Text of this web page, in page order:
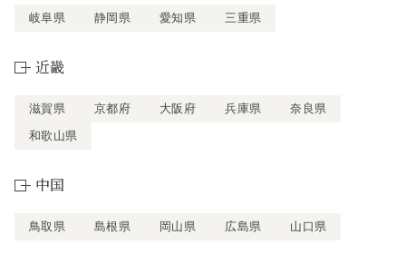
岐阜県 静岡県 愛知県 三重県
近畿
滋賀県 京都府 大阪府 兵庫県
奈良県
和歌山県
中国
鳥取県 島根県 岡山県 広島県 山口県